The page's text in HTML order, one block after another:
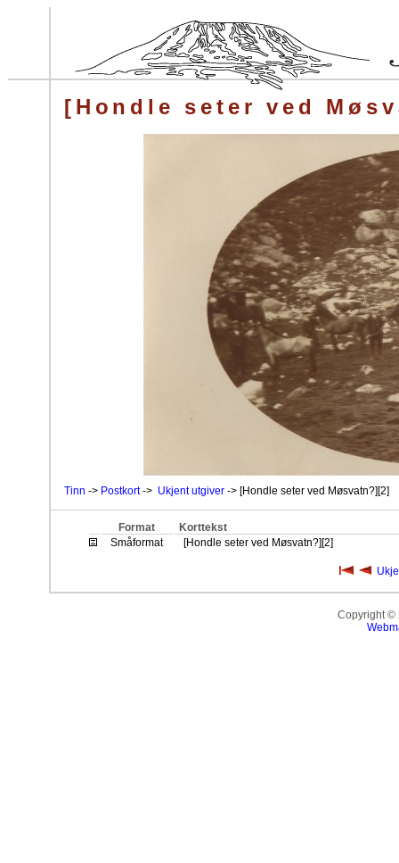
[Hondle seter ved
Tinn -> Postkort-> Ukjent utgiver -> [Hondle seter ved Møsvatn?][2]
Format
Korttekst
Småformat
[Hondle seter ved Møsvatn?][2]
Copyright ©